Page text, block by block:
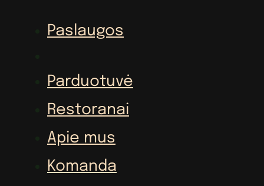
Paslaugos
Parduotuvė
Restoranai
Apie mus
Komanda